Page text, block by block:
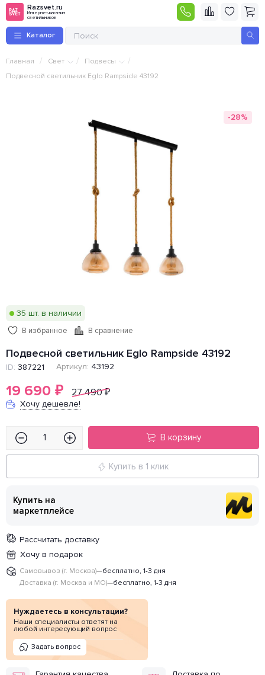
Razsvet.ru
Интернет-магазин
светильников
Каталог
Главная / Свет / Подвесы /
Подвесной светильник Eglo Rampside 43192
-28%
35 шт. в наличии
В избранное В сравнение
Подвесной светильник Eglo Rampside 43192
ID: 387221 Артикул: 43192
19 690 ₽ 27 490₽
Хочу дешевле!
В корзину
Купить в 1 клик
Купить на
маркетплейсе
Рассчитать доставку
Хочу в подарок
Самовывоз (г. Москва)—бесплатно, 1-3 дня
Доставка (г. Москва и МО)—бесплатно, 1-3 дня
Нуждаетесь в консультации?
Наши специалисты ответят на
любой интересующий вопрос
Задать вопрос